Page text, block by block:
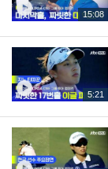
15:08
5:21